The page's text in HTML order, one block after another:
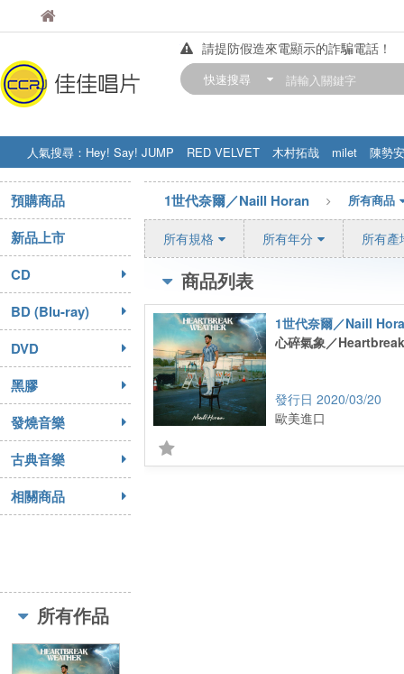
佳佳唱片
請提防假造來電顯示的詐騙電話！
【中華門市營業時間調整公告】
快速搜尋
人氣搜尋： Hey! Say! JUMP RED VELVET 木村拓哉 milet
陳勢安
STRAY KIDS
盧廣仲 周杰伦
預購商品
新品上市
CD
BD (Blu-ray)
DVD
黑膠
發燒音樂
古典音樂
相關商品
所有作品
1世代奈爾／Naill Horan 所有商品
所有規格 所有年分 所有產
商品列表
1世代奈爾／Naill
心碎氣象／
2020/03/20
歐美進口